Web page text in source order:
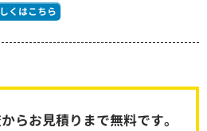
くはこちら
らお見積りまで無料です。